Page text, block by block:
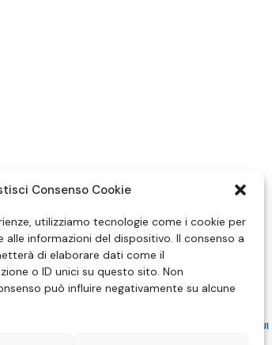
Consenso Cookie
utilizziamo tecnologie come i cookie per
alle informazioni del dispositivo. Il consenso a
di elaborare dati come il
o ID unici su questo sito. Non
può influire negativamente su alcune
DI ATTUAZIONE DEL PRINCIPIO DEL PLURALISMO, DI CUI
N. 313